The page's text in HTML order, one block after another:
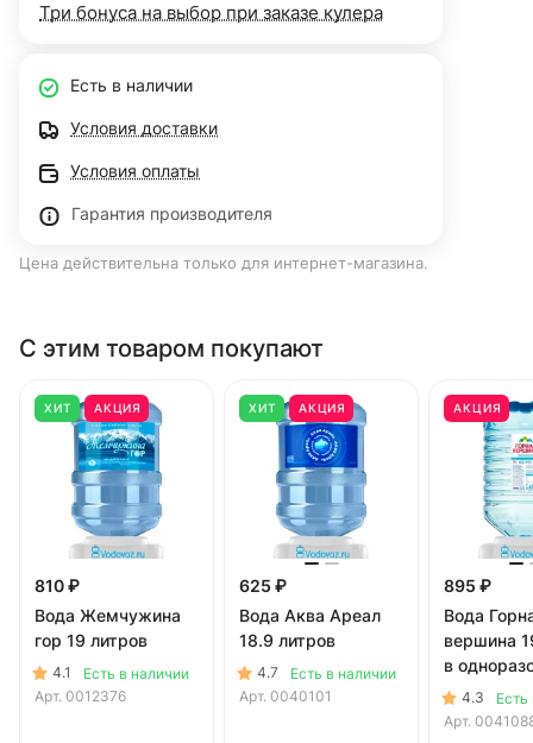
Три бонуса на выбор при заказе кулера
Есть в наличии
Условия доставки
Условия оплаты
Гарантия производителя
Цена действительна только для интернет-магазина.
С этим товаром покупают
ХИТ АКЦИЯ
810 ₽
Вода Жемчужина
гор 19 литров
4.1
Есть в наличии
Арт. 0012376
ХИТ АКЦИЯ
625 ₽
Вода Аква Ареал
18.9 литров
4.7
Есть в наличии
Арт. 0040101
АКЦИЯ
895 ₽
Вода
вершина
в
4.3
Есть
Арт.